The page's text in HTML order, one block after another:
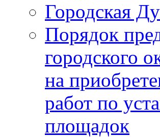
Городская
Порядок
городского
на
работ по
площадок